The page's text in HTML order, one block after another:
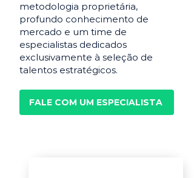
metodologia proprietária,
profundo conhecimento de
mercado e um time de
especialistas dedicados
exclusivamente à seleção de
talentos estratégicos.
FALE COM UM ESPECIALISTA